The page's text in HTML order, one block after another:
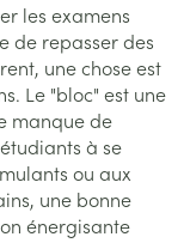
les examens
de repasser des
une chose est
Le "bloc" est une
manque de
à se
ou aux
une bonne
énergisante